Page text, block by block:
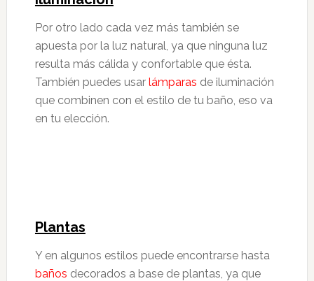
Por otro lado cada vez más también se
apuesta por la luz natural, ya que ninguna luz
resulta más cálida y confortable que ésta.
También puedes usar lámparas de iluminación
que combinen con el estilo de tu baño, eso va
en tu elección.
Plantas
Y en algunos estilos puede encontrarse hasta
baños decorados a base de plantas, ya que